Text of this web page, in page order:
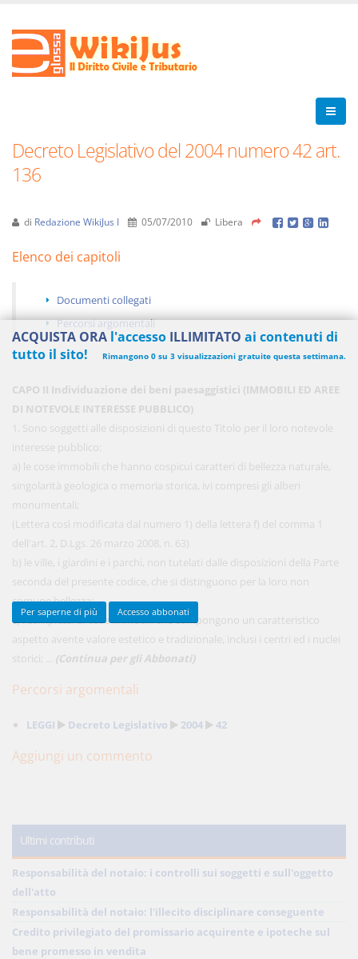
Decreto Legislativo del 2004 numero 42 art.
136
di Redazione WikiJus I 05/07/2010 Libera
Elenco dei capitoli
Documenti collegati
Percorsi argomentali
CAPO II Individuazione dei beni paesaggistici (IMMOBILI ED AREE
DI NOTEVOLE INTERESSE PUBBLICO)
1. Sono soggetti alle disposizioni di questo Titolo per il loro notevole
interesse pubblico:
a) le cose immobili che hanno cospicui caratteri di bellezza naturale,
singolarità geologica o memoria storica, ivi compresi gli alberi
monumentali;
(Lettera così modificata dal numero 1) della lettera f) del comma 1
dell'art. 2, D.Lgs. 26 marzo 2008, n. 63)
b) le ville, i giardini e i parchi, non tutelati dalle disposizioni della Parte
seconda del presente codice, che si distinguono per la loro non
comune bellezza;
c) i complessi di cose immobili che compongono un caratteristico
aspetto avente valore estetico e tradizionale, inclusi i centri ed i nuclei
storici; ... (Continua per gli Abbonati)
Percorsi argomentali
LEGGI Decreto Legislativo 2004 42
Aggiungi un commento
Ultimi contributi
Responsabilità del notaio: i controlli sui soggetti e sull'oggetto
dell'atto
Responsabilità del notaio: l'illecito disciplinare conseguente
Credito privilegiato del promissario acquirente e ipoteche sul
bene promesso in vendita
ACQUISTA ORA l'accesso ILLIMITATO ai contenuti di
tutto il sito!
Rimangono 0 su 3 visualizzazioni gratuite questa settimana.
450,00 € ANNUALI
Acquista ora
Acquista ora
Per saperne di più Accesso abbonati